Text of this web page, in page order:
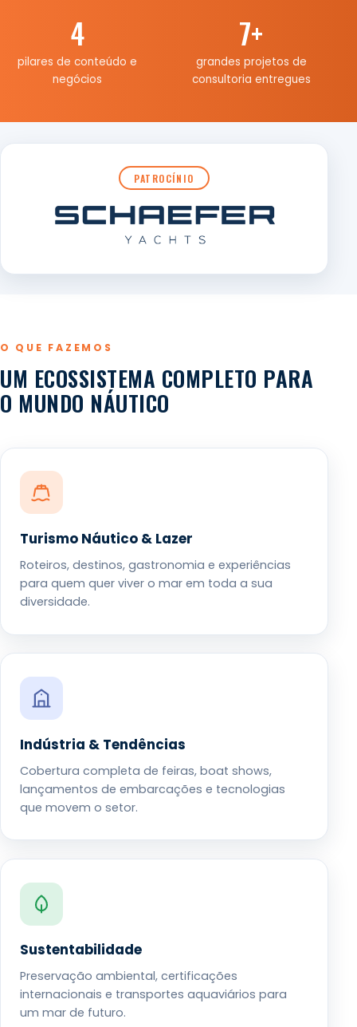
4
pilares de conteúdo e
negócios
7+
grandes projetos de
consultoria entregues
PATROCÍNIO
O QUE FAZEMOS
UM ECOSSISTEMA COMPLETO PARA
O MUNDO NÁUTICO
Turismo Náutico & Lazer
Roteiros, destinos, gastronomia e experiências
para quem quer viver o mar em toda a sua
diversidade.
Indústria & Tendências
Cobertura completa de feiras, boat shows,
lançamentos de embarcações e tecnologias
que movem o setor.
Sustentabilidade
Preservação ambiental, certificações
internacionais e transportes aquaviários para
um mar de futuro.